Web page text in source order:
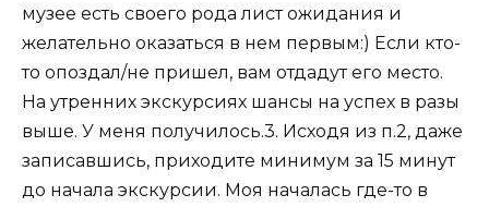
музее есть своего рода лист ожидания и
желательно оказаться в нем первым:) Если кто-
то опоздал/не пришел, вам отдадут его место.
На утренних экскурсиях шансы на успех в разы
выше. У меня получилось.3. Исходя из п.2, даже
записавшись, приходите минимум за 15 минут
до начала экскурсии. Моя началась где-то в